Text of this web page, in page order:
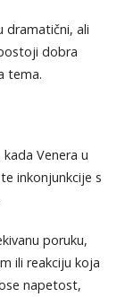
dramatični, ali
dobra
tema.
Venera u
inkonjunkcije s
poruku,
ili reakciju koja
napetost,